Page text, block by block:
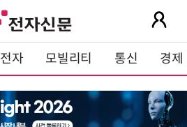
전자 모빌리티 통신 경제